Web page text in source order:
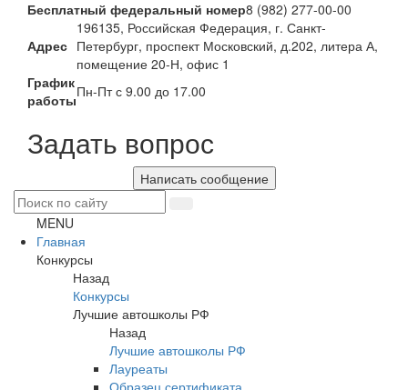
Бесплатный федеральный номер8 (982) 277-00-00
Адрес
196135, Российская Федерация, г. Санкт-
Петербург, проспект Московский, д.202, литера А,
помещение 20-Н, офис 1
График
работыПн-Пт с 9.00 до 17.00
Задать вопрос
Написать сообщение
MENU
Главная
Конкурсы
Назад
Конкурсы
Лучшие автошколы РФ
Назад
Лучшие автошколы РФ
Лауреаты
Образец сертификата